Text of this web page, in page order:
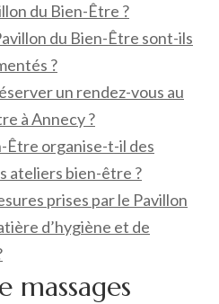
du Bien-Être ?
du Bien-Être sont-ils
?
un rendez-vous au
à Annecy ?
Être organise-t-il des
ateliers bien-être ?
prises par le Pavillon
d’hygiène et de
massages